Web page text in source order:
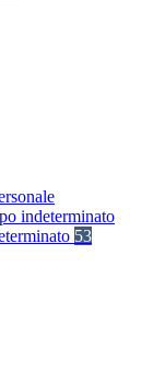
indeterminato
53